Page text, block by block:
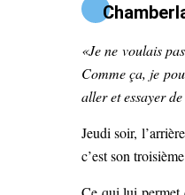
«Je ne voulais
Comme ça, je
aller et essayer
Jeudi soir,
c’est son